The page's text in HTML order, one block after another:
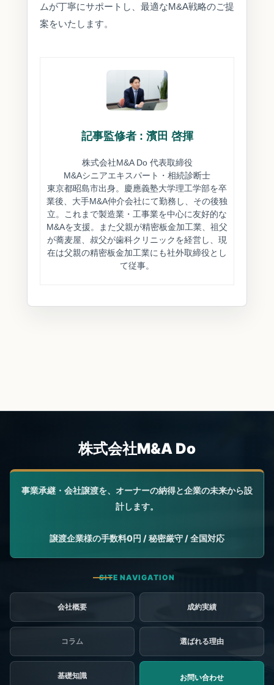
ムが丁寧にサポートし、最適なM&A戦略のご提
案をいたします。
記事監修者 : 濱田 啓揮
株式会社M&A Do 代表取締役
M&Aシニアエキスパート・相続診断士
東京都昭島市出身。慶應義塾大学理工学部を卒
業後、大手M&A仲介会社にて勤務し、その後独
立。これまで製造業・工事業を中心に友好的な
M&Aを支援。また父親が精密板金加工業、祖父
が蕎麦屋、叔父が歯科クリニックを経営し、現
在は父親の精密板金加工業にも社外取締役とし
て従事。
会社概要 成約実績
コラム 選ばれる理由
基礎知識 お問い合わせ